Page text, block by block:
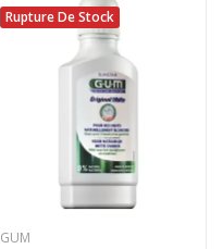
Rupture De Stock
GUM